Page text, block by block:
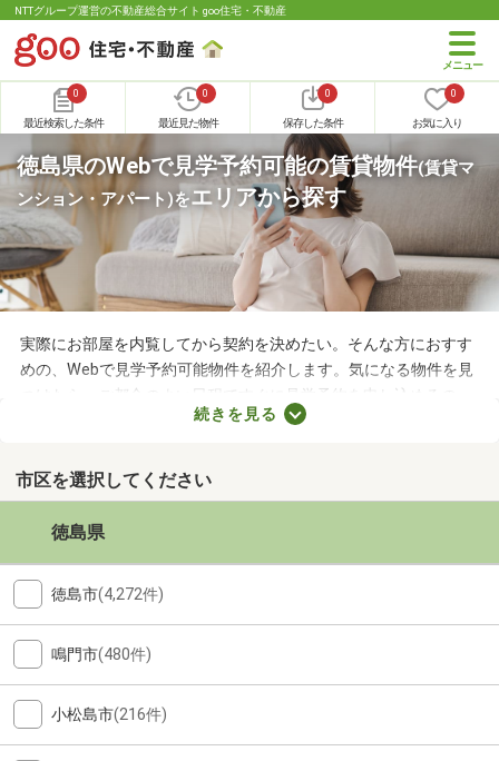
NTTグループ運営の不動産総合サイト goo住宅・不動産
0
最近検索した条件
0
最近見た物件
0
保存した条件
0
お気に入り
徳島県のWebで見学予約可能の賃貸物件(賃貸マ
ンション・アパート)をエリアから探す
実際にお部屋を内覧してから契約を決めたい。そんな方におすす
めの、Webで見学予約可能物件を紹介します。気になる物件を見
つけたら、ご都合のよい日程ですぐに見学予約を申し込めるの
で、お部屋探しもスムーズに進みますよ。複数のお部屋を実際に
続きを見る
市区を選択してください
徳島県
徳島市(4,272件)
鳴門市(480件)
小松島市(216件)